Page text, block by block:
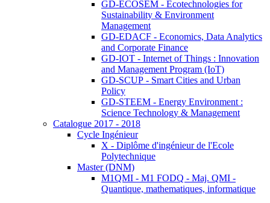
GD-ECOSEM - Ecotechnologies for
Sustainability & Environment
Management
GD-EDACF - Economics, Data Analytics
and Corporate Finance
GD-IOT - Internet of Things : Innovation
and Management Program (IoT)
GD-SCUP - Smart Cities and Urban
Policy
GD-STEEM - Energy Environment :
Science Technology & Management
Catalogue 2017 - 2018
Cycle Ingénieur
X - Diplôme d'ingénieur de l'Ecole
Polytechnique
Master (DNM)
M1QMI - M1 FODQ - Maj. QMI -
Quantique, mathematiques, informatique